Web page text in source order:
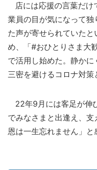
店には応援の言葉だけ
業員の目が気になって
た声が寄せられていた
め、「#おひとりさま大
で活用し始めた。静かに
三密を避けるコロナ対策
22年9月には客足が伸
でみなさまと出逢え、
恩は一生忘れません」と